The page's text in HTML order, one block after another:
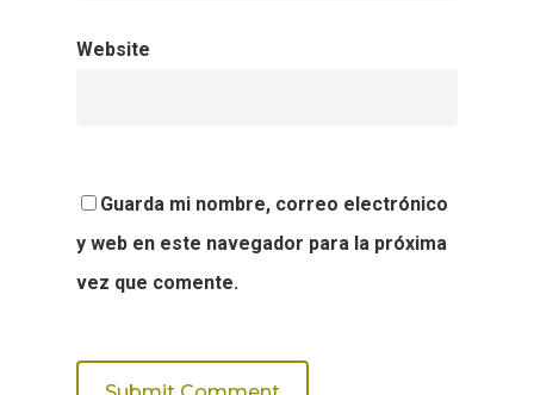
Website
Guarda mi nombre, correo electrónico
y web en este navegador para la próxima
vez que comente.